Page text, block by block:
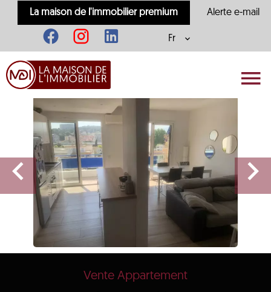
La maison de l'immobilier premium Alerte e-mail
Fr
Vente Appartement